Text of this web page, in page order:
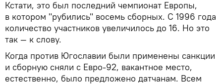
Кстати, это был последний чемпионат Европы,
в котором "рубились" восемь сборных. С 1996 года
количество участников увеличилось до 16. Но это
так — к слову.
Когда против Югославии были применены санкции
и сборную сняли с Евро-92, вакантное место,
естественно, было предложено датчанам. Всем